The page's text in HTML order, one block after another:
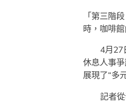
「第三階
時，咖啡館
4月27
休息人事
展現了“多
記者